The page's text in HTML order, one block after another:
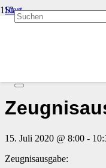
Start
Veranstaltungen
15. Juli 2020 @ 8:00 -
Zeugnisausgabe: